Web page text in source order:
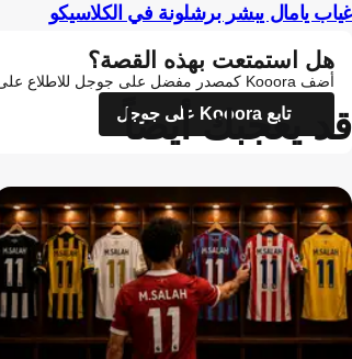
غياب يامال يبشر برشلونة في الكلاسيكو
هل استمتعت بهذه القصة؟
أضف Kooora كمصدر مفضل على جوجل للاطلاع على المزيد من تقاريرنا
تابع Kooora على جوجل
قد يعجبك أيضاً